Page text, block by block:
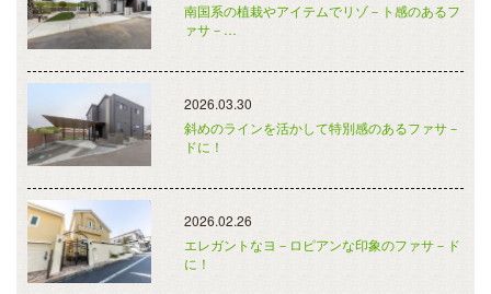
南国系の植栽やアイテムでリゾ－ト感のあるフ
ァサ－…
2026.03.30
斜めのラインを活かして特別感のあるファサ－
ドに！
2026.02.26
エレガントなヨ－ロピアンな印象のファサ－ド
に！